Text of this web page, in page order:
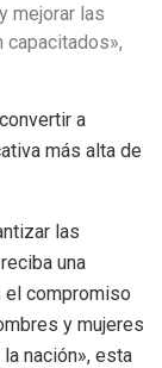
mejorar las
a
más alta de
las
una
el compromiso
y mujeres
nación», esta